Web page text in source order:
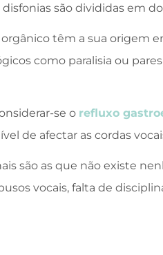
são divididas em
têm a sua origem
como paralisia ou
se o refluxo
de afectar as cordas
são as que não existe
vocais, falta de